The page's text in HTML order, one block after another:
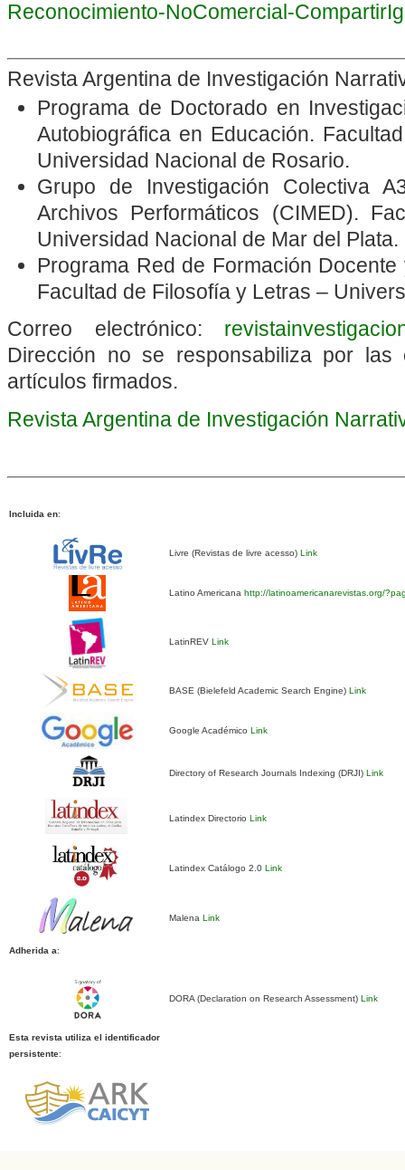
Reconocimiento-NoComercial-
Revista Argentina de Investigación
Programa de Doctorado en
Autobiográfica en Educación.
Universidad Nacional de Rosario.
Grupo de Investigación Colectiva
Archivos Performáticos (CIMED).
Universidad Nacional de Mar del Plata.
Programa Red de Formación
Facultad de Filosofía y Letras –
Correo electrónico:
Dirección no se responsabiliza por las
artículos firmados.
Revista Argentina de Investigación
Incluida en:
Livre (Revistas de livre acesso) Link
Latino Americana http://latinoamericanarevistas.org/
LatinREV Link
BASE (Bielefeld Academic Search Engine) Link
Google AcadémicoLink
Directory of Research Journals Indexing (DRJI)Link
Latindex DirectorioLink
Latindex Catálogo 2.0Link
MalenaLink
Adherida a:
DORA (Declaration on Research Assessment)Link
Esta revista utiliza el identificador
persistente: